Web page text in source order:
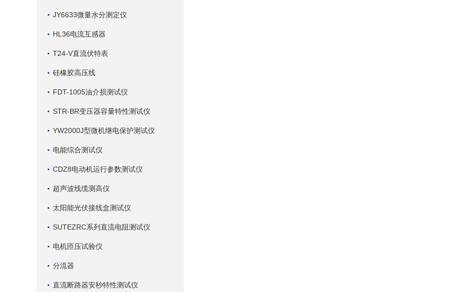
JY6633微量水分测定仪
HL36电流互感器
T24-V直流伏特表
硅橡胶高压线
FDT-1005油介损测试仪
STR-BR变压器容量特性测试仪
YW2000J型微机继电保护测试仪
电能综合测试仪
CDZ8电动机运行参数测试仪
超声波线缆测高仪
太阳能光伏接线盒测试仪
SUTEZRC系列直流电阻测试仪
电机匝压试验仪
分流器
直流断路器安秒特性测试仪